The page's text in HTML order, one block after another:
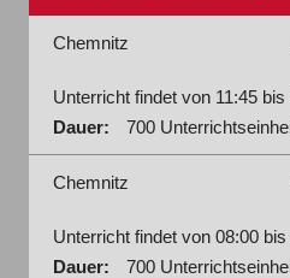
Chemnitz
Unterricht findet von 11:45
Dauer:
700
Chemnitz
Unterricht findet von 08:00
Dauer:
700